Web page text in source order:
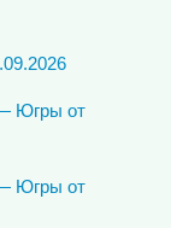
Югры от
Югры от